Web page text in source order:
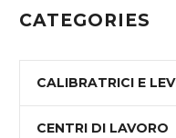
CATEGORIES
CALIBRATRICI E
CENTRI DI LAVORO